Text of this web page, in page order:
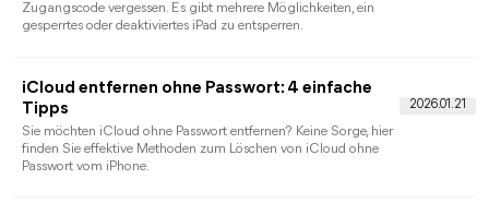
Möglichkeiten auf iPhone, iPad, Mac und
Windows
Möchten Sie Ihr Apple-ID-Passwort anzeigen oder wissen, ob
das überhaupt möglich ist? In diesem Ratgeber erfahren Sie,